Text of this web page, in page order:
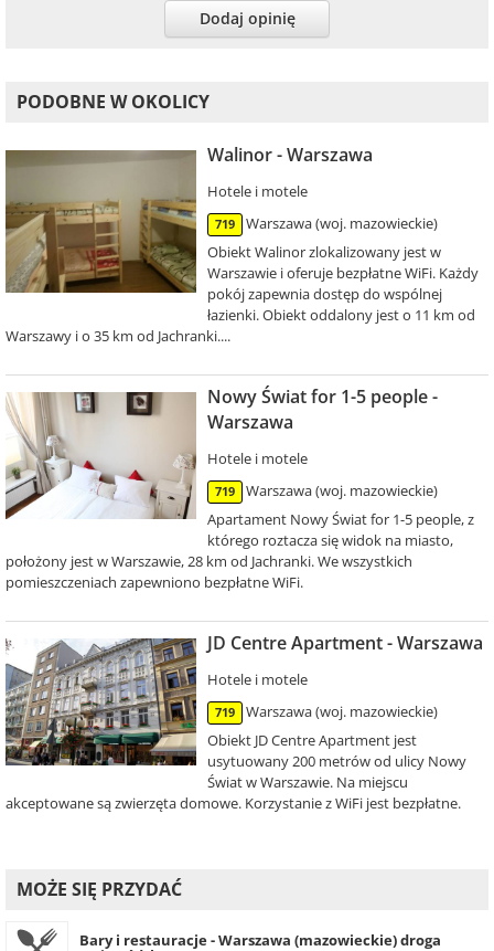
Dodaj opinię
PODOBNE W OKOLICY
Walinor - Warszawa
Hotele i motele
719
Warszawa (woj. mazowieckie)
Obiekt Walinor zlokalizowany jest w
Warszawie i oferuje bezpłatne WiFi. Każdy
pokój zapewnia dostęp do wspólnej
łazienki. Obiekt oddalony jest o 11 km od
Warszawy i o 35 km od Jachranki....
Nowy Świat for 1-5 people -
Warszawa
Hotele i motele
719
Warszawa (woj. mazowieckie)
Apartament Nowy Świat for 1-5 people, z
którego roztacza się widok na miasto,
położony jest w Warszawie, 28 km od Jachranki. We wszystkich
pomieszczeniach zapewniono bezpłatne WiFi.
JD Centre Apartment - Warszawa
Hotele i motele
719
Warszawa (woj. mazowieckie)
Obiekt JD Centre Apartment jest
usytuowany 200 metrów od ulicy Nowy
Świat w Warszawie. Na miejscu
akceptowane są zwierzęta domowe. Korzystanie z WiFi jest bezpłatne.
MOŻE SIĘ PRZYDAĆ
Bary i restauracje - Warszawa (mazowieckie) droga